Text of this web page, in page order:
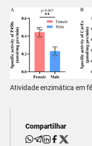
Atividade enzimática em
Compartilhar